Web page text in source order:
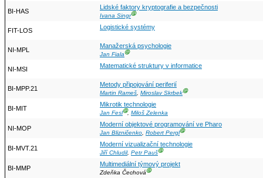
BI-HAS
Lidské faktory kryptografie a bezpečnosti
Ivana SingrⒼ
FIT-LOS Logistické systémy
NI-MPL
Manažerská psychologie
Jan FialaⒼ
NI-MSI Matematické struktury v informatice
BI-MPP.21
Metody připojování periferií
Martin Rameš, Miroslav SkrbekⒼ
BI-MIT
Mikrotik technologie
Jan FeslⒼ, Miloš Zelenka
NI-MOP
Moderní objektové programování ve Pharo
Jan Blizničenko, Robert PerglⒼ
BI-MVT.21
Moderní vizualizační technologie
Jiří Chludil, Petr PaušⒼ
BI-MMP
Multimediální týmový projekt
Zdeňka ČechováⒼ